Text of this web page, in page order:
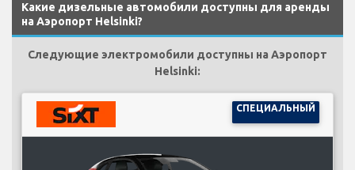
Какие дизельные автомобили доступны для аренды
на Аэропорт Helsinki?
Следующие электромобили доступны на Аэропорт
Helsinki:
СПЕЦИАЛЬНЫЙ